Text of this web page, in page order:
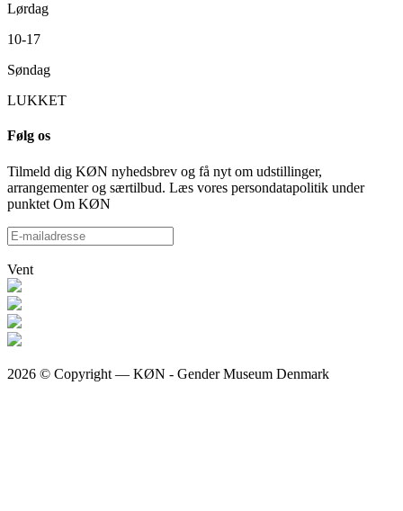
Lørdag
10-17
Søndag
LUKKET
Følg os
Tilmeld dig KØN nyhedsbrev og få nyt om udstillinger,
arrangementer og særtilbud. Læs vores persondatapolitik under
punktet Om KØN
Vent
2026 © Copyright — KØN - Gender Museum Denmark